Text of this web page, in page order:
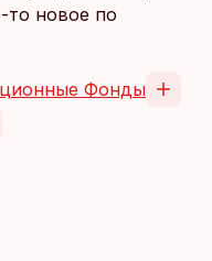
то новое по
Фонды